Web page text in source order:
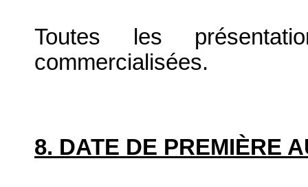
Toutes les
commercialisées.
8. DATE DE PREMIÈRE